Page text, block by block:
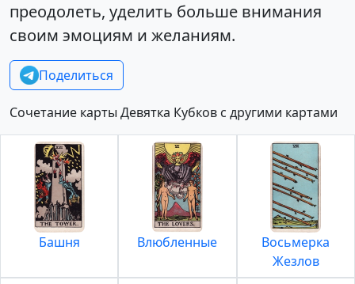
преодолеть, уделить больше внимания
своим эмоциям и желаниям.
Поделиться
Сочетание карты Девятка Кубков с другими картами
Башня Влюбленные
Восьмерка
Жезлов